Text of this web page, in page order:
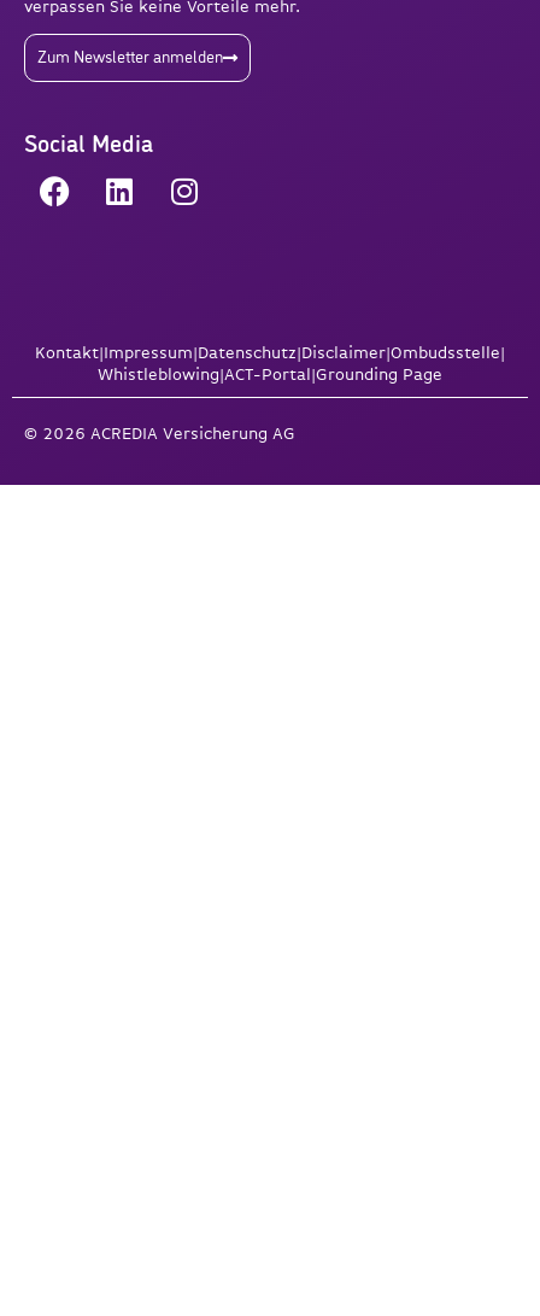
verpassen Sie keine Vorteile mehr.
Zum Newsletter anmelden
Social Media
Kontakt|Impressum|Datenschutz|Disclaimer|Ombudsstelle|
Whistleblowing|ACT-Portal|Grounding Page
© 2026 ACREDIA Versicherung AG